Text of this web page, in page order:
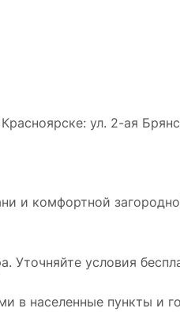
ул. 2-ая
и комфортной
условия
населенные пункты и